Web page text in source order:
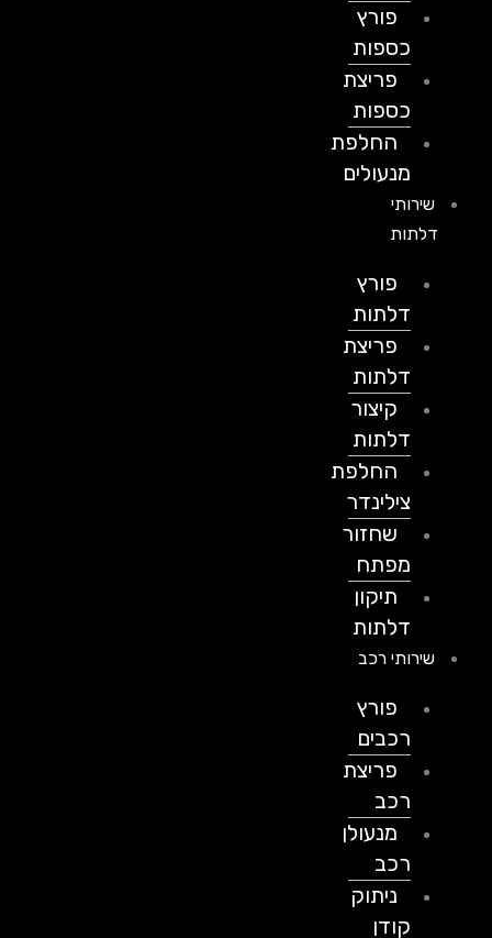
פורץ
כספות
פריצת
כספות
החלפת
מנעולים
שירותי
דלתות
פורץ
דלתות
פריצת
דלתות
קיצור
דלתות
החלפת
צילינדר
שחזור
מפתח
תיקון
דלתות
שירותי רכב
פורץ
רכבים
פריצת
מנעולן
ניתוק